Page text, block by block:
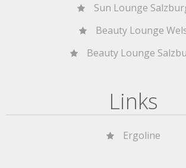
Sun Lounge
Beauty Lounge
Beauty Lounge
Links
Ergoline